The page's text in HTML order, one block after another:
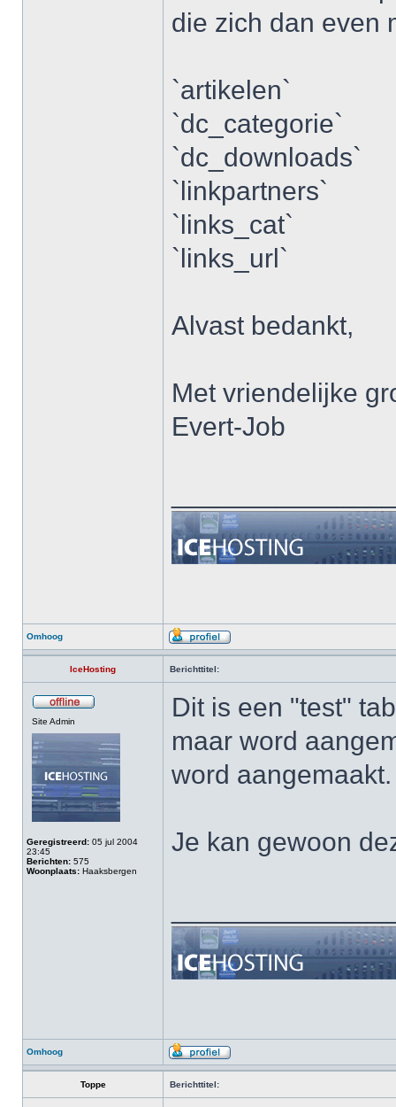
die zich dan even
`artikelen`
`dc_categorie`
`dc_downloads`
`linkpartners`
`links_cat`
`links_url`
Alvast bedankt,
Met vriendelijke
Evert-Job
Omhoog
IceHosting Berichttitel:
Site Admin
Geregistreerd: 05 jul 2004
23:45
Berichten: 575
Woonplaats: Haaksbergen
Dit is een "test"
maar word
word aangemaakt.
Je kan gewoon
Omhoog
Toppe Berichttitel: